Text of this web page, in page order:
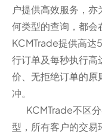
户提供高效服务，
何类型的查询，都会
KCMTrade提供高达
行订单及每秒执行
价、无拒绝订单的原
冲。
KCMTrade不区分
型，所有客户的交